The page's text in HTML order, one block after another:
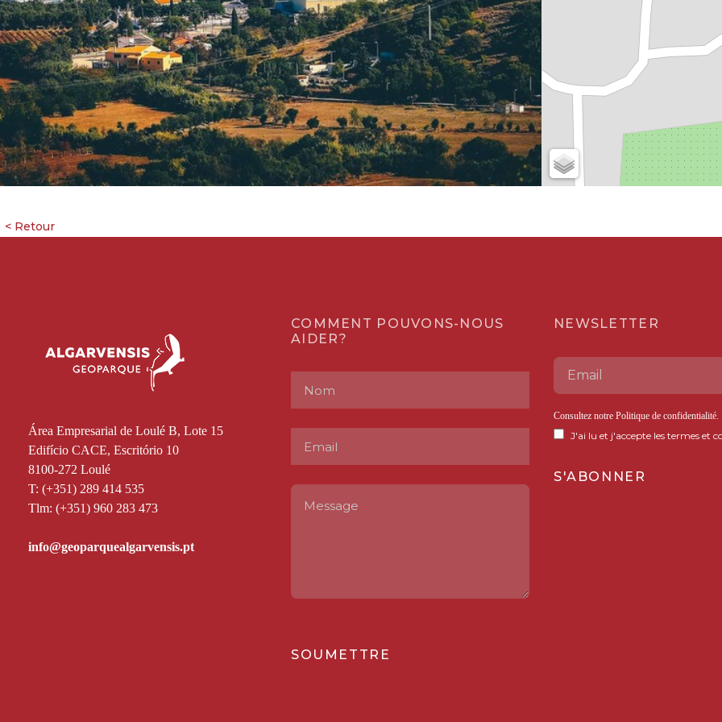
Área Empresarial de Loulé B, Lote 15
Edifício CACE, Escritório 10
8100-272 Loulé
T: (+351) 289 414 535
Tlm: (+351) 960 283 473
COMMENT POUVONS-NOUS
AIDER?
SOUMETTRE
NEWSLETTER
Consultez notre Politique de confidentialité.
J'ai lu et j'accepte les termes et